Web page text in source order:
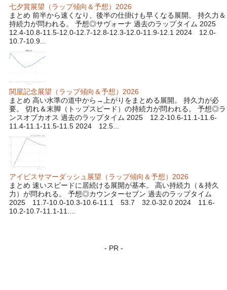
七夕賞展望（ラップ傾向＆予想）2026
まとめ 前半から速くなり、後半の仕掛けも早くなる展開。 持久力＆
持続力が問われる。 予想◎サヴォーナ 過去のラップタイム 2025
12.4-10.8-11.5-12.0-12.7-12.8-12.3-12.0-11.9-12.1 2024 12.0-
10.7-10.9...
関屋記念展望（ラップ傾向＆予想）2026
まとめ 高い水準の道中から→上がりをまとめる展開。 持久力が必
要。 切れ＆末脚（トップスピード）の持続力が問われる。 予想◎ラ
ンスオブカオス 過去のラップタイム 2025 12.2-10.6-11.1-11.6-
11.4-11.1-11.5-11.5 2024 12.5...
アイビスサマーダッシュ展望（ラップ傾向＆予想）2026
まとめ 速いスピードに居続ける展開が基本。 高い持続力（＆持久
力）が問われる。 予想◎カウンターセブン 過去のラップタイム
2025 11.7-10.0-10.3-10.6-11.1 53.7 32.0-32.0 2024 11.6-
10.2-10.7-11.1-11....
- PR -